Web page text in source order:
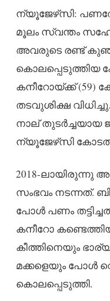
ന്യൂജേഴ്‌സി:
മൂലം സ്വന്തം
അവരുടെ രണ്ട്
കൊലപ്പെടുത്തിയ
കനീറോയ്ക്ക് (59)
തടവുശിക്ഷ
നാല് തുടർച്ചയായ
ന്യൂജേഴ്‌സി
2018-ലായിരുന്നു
സംഭവം നടന്നത്.
പോൾ പണം
കനീറോ
കീത്തിനെയും
മക്കളെയും പോൾ
കൊലപ്പെടുത്തി.